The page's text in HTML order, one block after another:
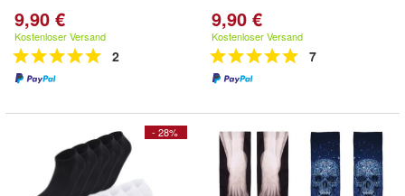
9,90 €
Kostenloser Versand
2
9,90 €
Kostenloser Versand
7
- 28%